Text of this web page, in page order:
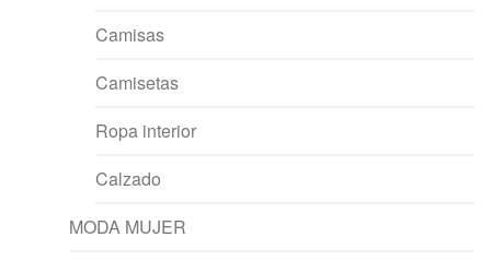
Camisas
Camisetas
Ropa interior
Calzado
MODA MUJER